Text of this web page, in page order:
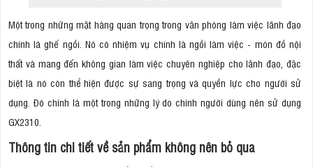
Một trong những mặt hàng quan trọng trong văn phòng làm việc lãnh đạo
chính là ghế ngồi. Nó có nhiệm vụ chính là ngồi làm việc - món đồ nội
thất và mang đến không gian làm việc chuyên nghiệp cho lãnh đạo, đặc
biệt là nó còn thể hiện được sự sang trọng và quyền lực cho người sử
dụng. Đó chính là một trong những lý do chính người dùng nên sử dụng
GX2310.
Thông tin chi tiết về sản phẩm không nên bỏ qua